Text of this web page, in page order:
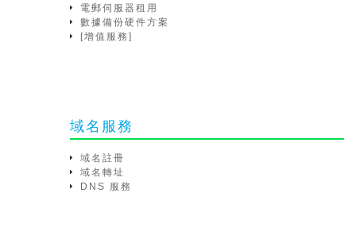
電郵伺服器租用
數據備份硬件方案
[增值服務]
域名服務
域名註冊
域名轉址
DNS 服務